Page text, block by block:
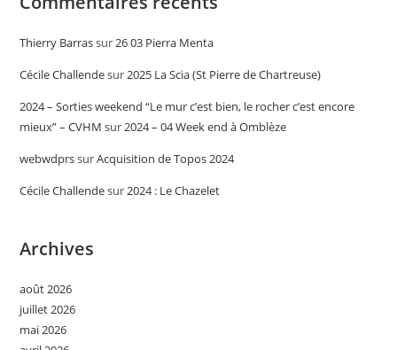
Thierry Barrassur26 03 Pierra Menta
Cécile Challendesur2025 La Scia (St Pierre de Chartreuse)
2024 – Sorties weekend “Le mur c’est bien, le rocher c’est encore
mieux” – CVHM sur2024 – 04 Week end à Omblèze
webwdprssurAcquisition de Topos 2024
Cécile Challendesur2024 : Le Chazelet
Archives
août 2026
juillet 2026
mai 2026